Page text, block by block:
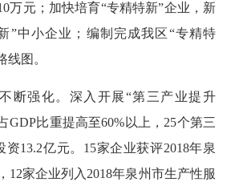
万元；加快培育“专精特新”企业，新
”中小企业；编制完成我区“专精特
线图。
强化。深入开展“第三产业提升
GDP比重提高至60%以上，25个第三
13.2亿元。15家企业获评2018年泉
12家企业列入2018年泉州市生产性服